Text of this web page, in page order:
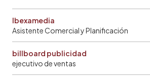
Ibexamedia
Asistente Comercial y Planificación
billboard publicidad
ejecutivo de ventas